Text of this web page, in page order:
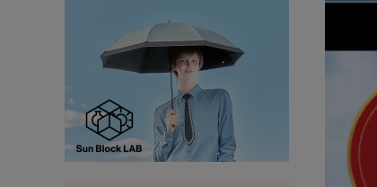
ボ
大量購入・法人
暑さ・紫外線対策グッズ